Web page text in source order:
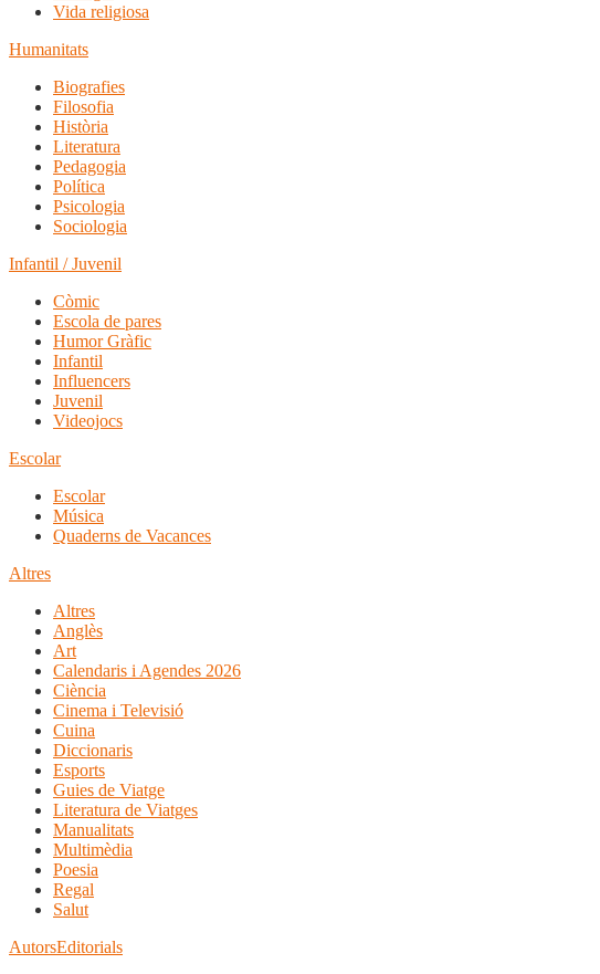
Vida religiosa
Humanitats
Biografies
Filosofia
Història
Literatura
Pedagogia
Política
Psicologia
Sociologia
Infantil / Juvenil
Còmic
Escola de pares
Humor Gràfic
Infantil
Influencers
Juvenil
Videojocs
Escolar
Escolar
Música
Quaderns de Vacances
Altres
Altres
Anglès
Art
Calendaris i Agendes 2026
Ciència
Cinema i Televisió
Cuina
Diccionaris
Esports
Guies de Viatge
Literatura de Viatges
Manualitats
Multimèdia
Poesia
Regal
Salut
AutorsEditorials